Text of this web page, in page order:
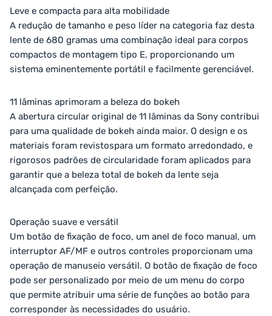
Leve e compacta para alta mobilidade
A redução de tamanho e peso líder na categoria faz desta
lente de 680 gramas uma combinação ideal para corpos
compactos de montagem tipo E, proporcionando um
sistema eminentemente portátil e facilmente gerenciável.
11 lâminas aprimoram a beleza do bokeh
A abertura circular original de 11 lâminas da Sony contribui
para uma qualidade de bokeh ainda maior. O design e os
materiais foram revistospara um formato arredondado, e
rigorosos padrões de circularidade foram aplicados para
garantir que a beleza total de bokeh da lente seja
alcançada com perfeição.
Operação suave e versátil
Um botão de fixação de foco, um anel de foco manual, um
interruptor AF/MF e outros controles proporcionam uma
operação de manuseio versátil. O botão de fixação de foco
pode ser personalizado por meio de um menu do corpo
que permite atribuir uma série de funções ao botão para
corresponder às necessidades do usuário.